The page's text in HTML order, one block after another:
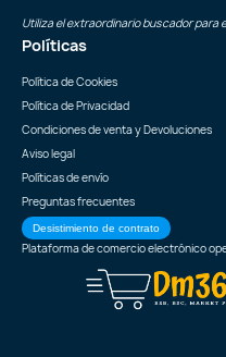
Utiliza el extraordinario buscador para
Políticas
Política de Cookies
Política de Privacidad
Condiciones de venta y Devoluciones
Aviso legal
Políticas de envío
Preguntas frecuentes
Desistimiento de contrato
Plataforma de comercio electrónico